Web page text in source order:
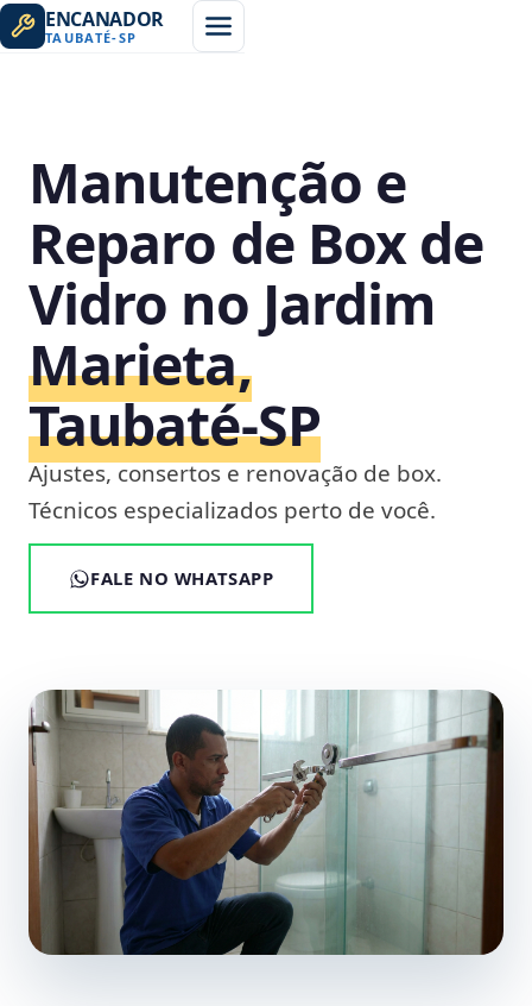
ENCANADOR
TAUBATÉ-SP
Manutenção e
Reparo de Box de
Vidro no Jardim
Marieta,
Taubaté‑SP
Ajustes, consertos e renovação de box.
Técnicos especializados perto de você.
FALE NO WHATSAPP